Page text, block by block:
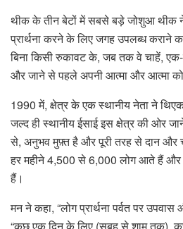
थीक के तीन बेटों में सबसे बड़े जोशुआ थीक ने
प्रार्थना करने के लिए जगह उपलब्ध कराने
बिना किसी रुकावट के, जब तक वे चाहें,
और जाने से पहले अपनी आत्मा और आत्मा
1990 में, क्षेत्र के एक स्थानीय नेता ने
जल्द ही स्थानीय ईसाई इस क्षेत्र की ओर
से, अनुभव मुफ़्त है और पूरी तरह से दान और
हर महीने 4,500 से 6,000 लोग आते हैं
हैं।
मन ने कहा, “लोग प्रार्थना पर्वत पर